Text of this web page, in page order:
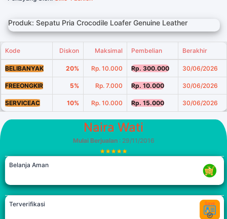
Produk: Sepatu Pria Crocodile Loafer Genuine Leather
Kode Diskon Maksimal Pembelian Berakhir
BELIBANYAK 20% Rp. 10.000 Rp. 300.000 30/06/2026
FREEONGKIR 5% Rp. 7.000 Rp. 10.000 30/06/2026
SERVICEAC 10% Rp. 10.000 Rp. 15.000 30/06/2026
Naira Wati
Mulai Berjualan: 29/11/2016
Belanja Aman
Terverifikasi